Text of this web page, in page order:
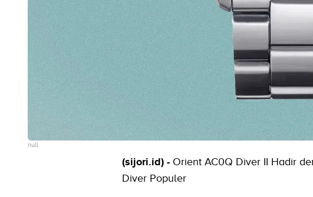
null
(sijori.id) - Orient AC0Q Diver II Hadir
Diver Populer